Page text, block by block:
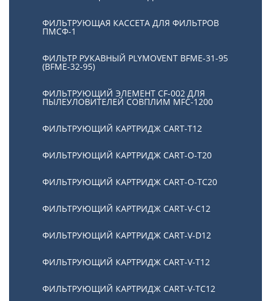
ФИЛЬТРУЮЩАЯ КАССЕТА ДЛЯ ФИЛЬТРОВ
ПМСФ-1
ФИЛЬТР РУКАВНЫЙ PLYMOVENT BFME-31-95
(BFME-32-95)
ФИЛЬТРУЮЩИЙ ЭЛЕМЕНТ CF-002 ДЛЯ
ПЫЛЕУЛОВИТЕЛЕЙ СОВПЛИМ MFC-1200
ФИЛЬТРУЮЩИЙ КАРТРИДЖ CART-T12
ФИЛЬТРУЮЩИЙ КАРТРИДЖ CART-O-T20
ФИЛЬТРУЮЩИЙ КАРТРИДЖ CART-O-TC20
ФИЛЬТРУЮЩИЙ КАРТРИДЖ CART-V-C12
ФИЛЬТРУЮЩИЙ КАРТРИДЖ CART-V-D12
ФИЛЬТРУЮЩИЙ КАРТРИДЖ CART-V-T12
ФИЛЬТРУЮЩИЙ КАРТРИДЖ CART-V-TC12